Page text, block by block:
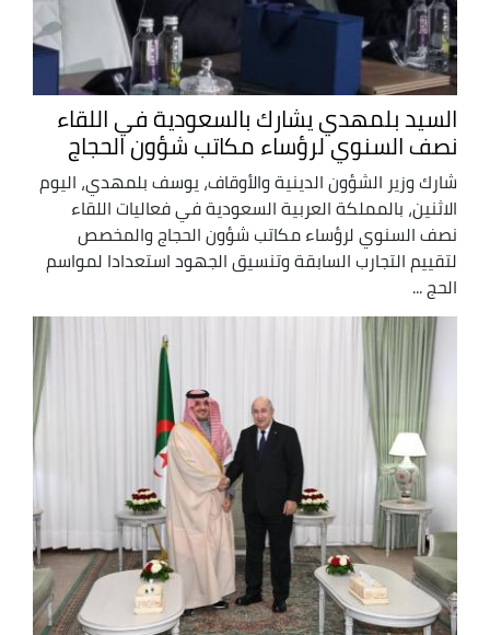
السيد بلمهدي يشارك بالسعودية في اللقاء
نصف السنوي لرؤساء مكاتب شؤون الحجاج
شارك وزير الشؤون الدينية والأوقاف، يوسف بلمهدي، اليوم
الاثنين، بالمملكة العربية السعودية في فعاليات اللقاء
نصف السنوي لرؤساء مكاتب شؤون الحجاج والمخصص
لتقييم التجارب السابقة وتنسيق الجهود استعدادا لمواسم
الحج ...